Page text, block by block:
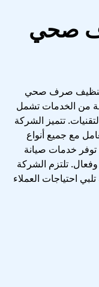
صحي
تنظيف صرف صحي
من الخدمات تشمل
تتميز الشركة
مع جميع أنواع
توفر خدمات صيانة
تلتزم الشركة
احتياجات العملاء